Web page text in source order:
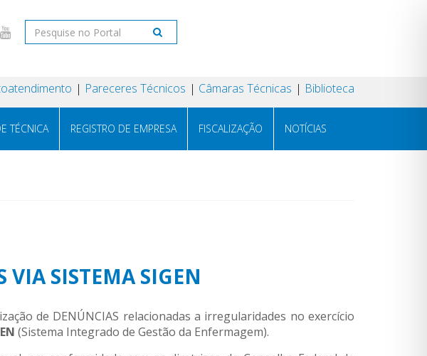
Pareceres Técnicos Câmaras Técnicas Biblioteca
TÉCNICA REGISTRO DE EMPRESA FISCALIZAÇÃO NOTÍCIAS
SISTEMA SIGEN
de DENÚNCIAS relacionadas a irregularidades no exercício
(Sistema Integrado de Gestão da Enfermagem).